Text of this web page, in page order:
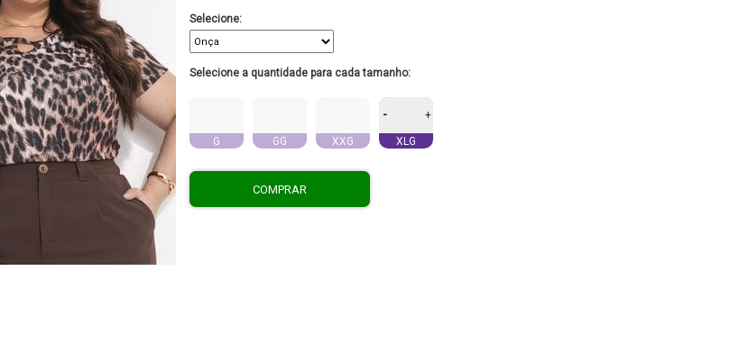
Selecione:
Selecione a quantidade para cada tamanho:
G GG XXG
- +
XLG
COMPRAR